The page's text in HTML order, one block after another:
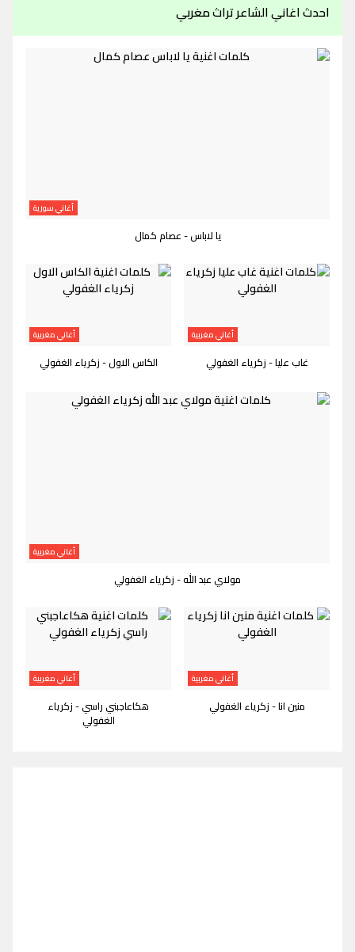
احدث اغاني الشاعر تراث مغربي
أغاني سورية
يا لاباس - عصام كمال
أغاني مغربية
غاب عليا - زكرياء الغفولي
أغاني مغربية
الكاس الاول - زكرياء الغفولي
أغاني مغربية
مولاي عبد الله - زكرياء الغفولي
أغاني مغربية
منين انا - زكرياء الغفولي
أغاني مغربية
هكاعاجبني راسي - زكرياء
الغفولي